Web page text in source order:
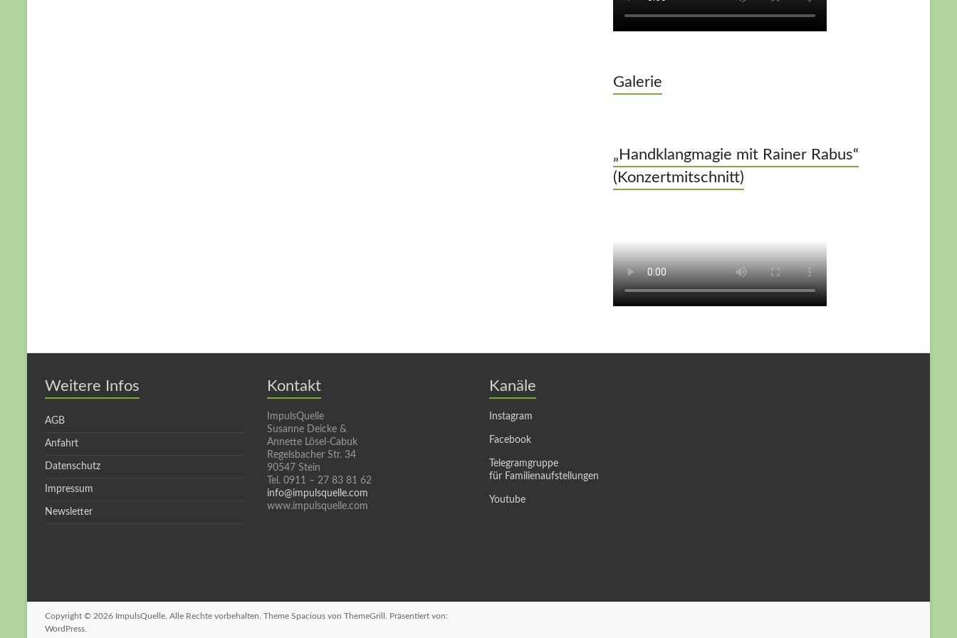
Galerie
„Handklangmagie mit Rainer Rabus“
(Konzertmitschnitt)
Weitere Infos
AGB
Anfahrt
Datenschutz
Impressum
Newsletter
Kontakt
ImpulsQuelle
Susanne Deicke &
Annette Lösel-Cabuk
Regelsbacher Str. 34
90547 Stein
Tel. 0911 – 27 83 81 62
info@impulsquelle.com
www.impulsquelle.com
Kanäle
Instagram
Facebook
Telegramgruppe
für Familienaufstellungen
Youtube
Copyright © 2026 ImpulsQuelle . Alle Rechte vorbehalten. Theme Spacious von ThemeGrill. Präsentiert von:
WordPress